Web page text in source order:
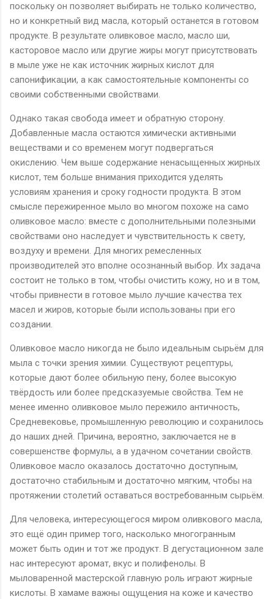
поскольку он позволяет выбирать не только количество,
но и конкретный вид масла, который останется в готовом
продукте. В результате оливковое масло, масло ши,
касторовое масло или другие жиры могут присутствовать
в мыле уже не как источник жирных кислот для
сапонификации, а как самостоятельные компоненты со
своими собственными свойствами.
Однако такая свобода имеет и обратную сторону.
Добавленные масла остаются химически активными
веществами и со временем могут подвергаться
окислению. Чем выше содержание ненасыщенных жирных
кислот, тем больше внимания приходится уделять
условиям хранения и сроку годности продукта. В этом
смысле пережиренное мыло во многом похоже на само
оливковое масло: вместе с дополнительными полезными
свойствами оно наследует и чувствительность к свету,
воздуху и времени. Для многих ремесленных
производителей это вполне осознанный выбор. Их задача
состоит не только в том, чтобы очистить кожу, но и в том,
чтобы привнести в готовое мыло лучшие качества тех
масел и жиров, которые были использованы при его
создании.
Оливковое масло никогда не было идеальным сырьём для
мыла с точки зрения химии. Существуют рецептуры,
которые дают более обильную пену, более высокую
твёрдость или более предсказуемые свойства. Тем не
менее именно оливковое мыло пережило античность,
Средневековье, промышленную революцию и сохранилось
до наших дней. Причина, вероятно, заключается не в
совершенстве формулы, а в удачном сочетании свойств.
Оливковое масло оказалось достаточно доступным,
достаточно стабильным и достаточно мягким, чтобы на
протяжении столетий оставаться востребованным сырьём.
Для человека, интересующегося миром оливкового масла,
это ещё один пример того, насколько многогранным
может быть один и тот же продукт. В дегустационном зале
нас интересуют аромат, вкус и полифенолы. В
мыловаренной мастерской главную роль играют жирные
кислоты. В хамаме важны ощущения на коже и качество